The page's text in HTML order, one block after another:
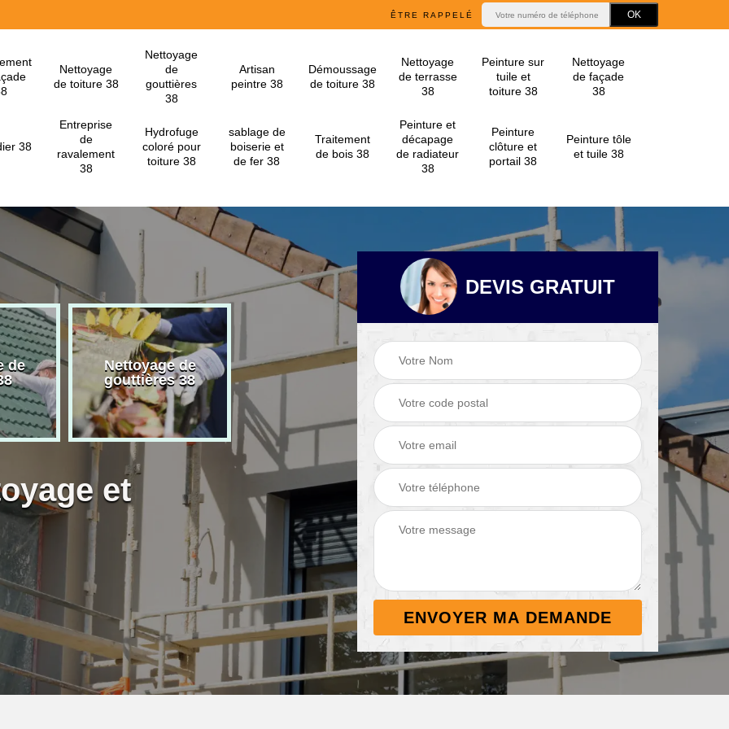
ÊTRE RAPPELÉ
Nettoyage
de toiture 38
Nettoyage
de
gouttières
38
Artisan
peintre 38
Démoussage
de toiture 38
Nettoyage
de terrasse
38
Peinture sur
tuile et
toiture 38
Nettoyage
de façade
38
38
Entreprise
de
ravalement
38
Hydrofuge
coloré pour
toiture 38
sablage de
boiserie et
de fer 38
Traitement
de bois 38
Peinture et
décapage
de radiateur
38
Peinture
clôture et
portail 38
Peinture tôle
et tuile 38
de
Nettoyage de
gouttières 38
Artisan peintre 38
Démoussage de
toiture 38
Nettoyage de
terrasse 38
et
DEVIS GRATUIT